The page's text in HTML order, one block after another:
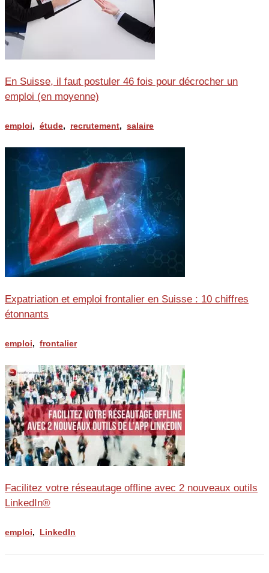
En Suisse, il faut postuler 46 fois pour décrocher un
emploi (en moyenne)
emploi, étude, recrutement, salaire
Expatriation et emploi frontalier en Suisse : 10 chiffres
étonnants
emploi, frontalier
Facilitez votre réseautage offline avec 2 nouveaux outils
LinkedIn®
emploi, LinkedIn